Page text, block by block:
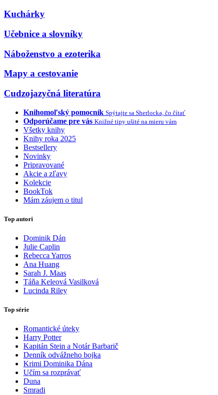
Kuchárky
Učebnice a slovníky
Náboženstvo a ezoterika
Mapy a cestovanie
Cudzojazyčná literatúra
Knihomoľský pomocník Spýtajte sa Sherlocka, čo čítať
Odporúčame pre vás Knižné tipy ušité na mieru vám
Všetky knihy
Knihy roka 2025
Bestsellery
Novinky
Pripravované
Akcie a zľavy
Kolekcie
BookTok
Mám záujem o titul
Top autori
Dominik Dán
Julie Caplin
Rebecca Yarros
Ana Huang
Sarah J. Maas
Táňa Keleová Vasilková
Lucinda Riley
Top série
Romantické úteky
Harry Potter
Kapitán Stein a Notár Barbarič
Denník odvážneho bojka
Krimi Dominika Dána
Učím sa rozprávať
Duna
Smradi